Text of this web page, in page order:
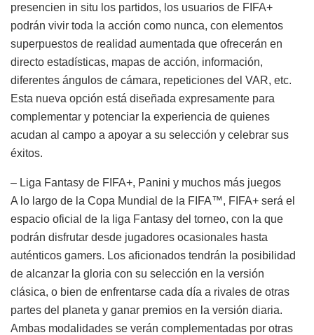
presencien in situ los partidos, los usuarios de FIFA+
podrán vivir toda la acción como nunca, con elementos
superpuestos de realidad aumentada que ofrecerán en
directo estadísticas, mapas de acción, información,
diferentes ángulos de cámara, repeticiones del VAR, etc.
Esta nueva opción está diseñada expresamente para
complementar y potenciar la experiencia de quienes
acudan al campo a apoyar a su selección y celebrar sus
éxitos.
– Liga Fantasy de FIFA+, Panini y muchos más juegos
A lo largo de la Copa Mundial de la FIFA™, FIFA+ será el
espacio oficial de la liga Fantasy del torneo, con la que
podrán disfrutar desde jugadores ocasionales hasta
auténticos gamers. Los aficionados tendrán la posibilidad
de alcanzar la gloria con su selección en la versión
clásica, o bien de enfrentarse cada día a rivales de otras
partes del planeta y ganar premios en la versión diaria.
Ambas modalidades se verán complementadas por otras